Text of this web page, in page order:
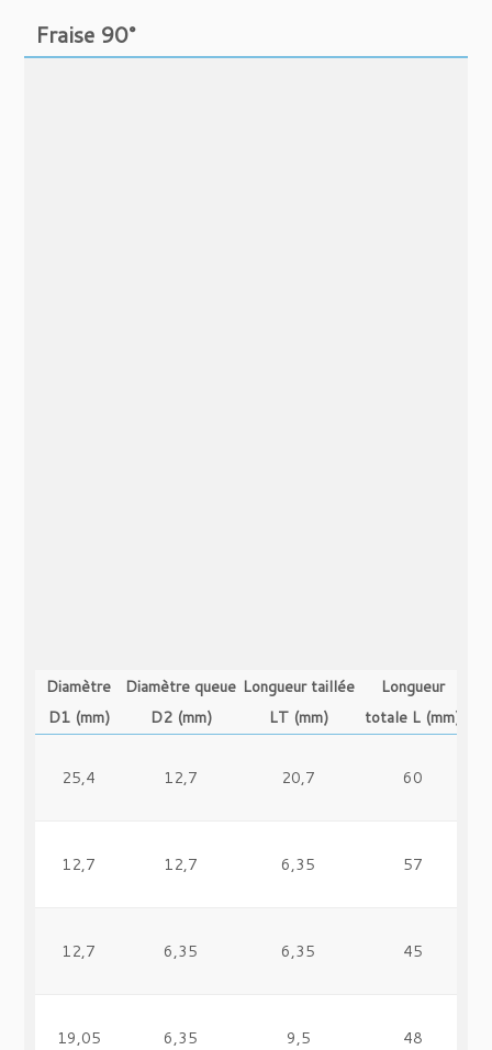
Fraise 90°
Diamètre
D1 (mm)
Diamètre queue
D2 (mm)
Longueur taillée
LT (mm)
Longueur
totale L (mm)
25,4 12,7 20,7 60
12,7 12,7 6,35 57
12,7 6,35 6,35 45
19,05 6,35 9,5 48